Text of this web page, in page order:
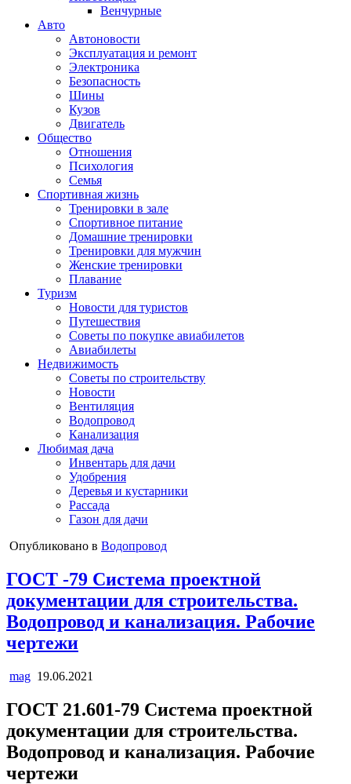
Венчурные
Авто
Автоновости
Эксплуатация и ремонт
Электроника
Безопасность
Шины
Кузов
Двигатель
Общество
Отношения
Психология
Семья
Спортивная жизнь
Тренировки в зале
Спортивное питание
Домашние тренировки
Тренировки для мужчин
Женские тренировки
Плавание
Туризм
Новости для туристов
Путешествия
Советы по покупке авиабилетов
Авиабилеты
Недвижимость
Советы по строительству
Новости
Вентиляция
Водопровод
Канализация
Любимая дача
Инвентарь для дачи
Удобрения
Деревья и кустарники
Рассада
Газон для дачи
Опубликовано в Водопровод
ГОСТ -79 Система проектной
документации для строительства.
Водопровод и канализация. Рабочие
чертежи
mag 19.06.2021
ГОСТ 21.601-79 Система проектной
документации для строительства.
Водопровод и канализация. Рабочие
чертежи